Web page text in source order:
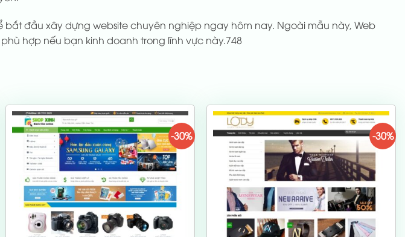
đầu xây dựng website chuyên nghiệp ngay hôm nay. Ngoài mẫu này, Web
hợp nếu bạn kinh doanh trong lĩnh vực này.748
-30% -30%